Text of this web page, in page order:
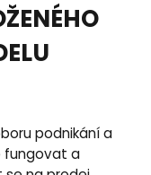
podnikání a
fungovat a